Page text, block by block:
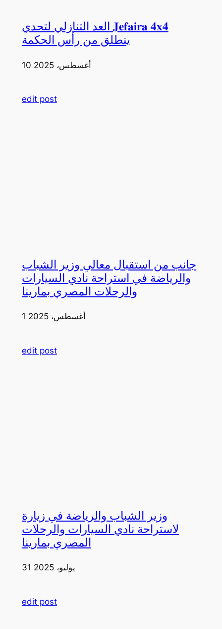
العد التنازلي لتحدي 𝐉𝐞𝐟𝐚𝐢𝐫𝐚 𝟒𝐱𝟒
ينطلق من رأس الحكمة
10 أغسطس، 2025
edit post
جانب من استقبال معالي وزير الشباب
والرياضة في استراحة نادي السيارات
والرحلات المصري بمارينا
1 أغسطس، 2025
edit post
وزير الشباب والرياضة في زيارة
لاستراحة نادي السيارات والرحلات
المصري بمارينا
31 يوليو، 2025
edit post